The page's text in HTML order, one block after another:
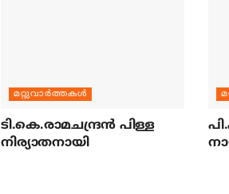
മറ്റുവാര്‍ത്തകള്‍
ടി.കെ.രാമചന്ദ്രന്‍ പിള്ള
നിര്യാതനായി